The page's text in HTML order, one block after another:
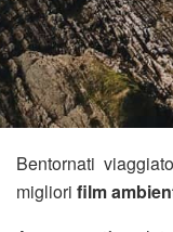
Bentornati
migliori film